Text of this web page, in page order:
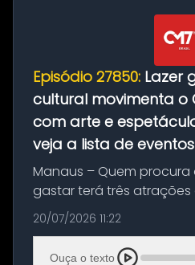
Episódio 27850: Lazer
cultural movimenta o
com arte e
veja a lista de eventos
Manaus – Quem
gastar terá três
entre esta segunda-feira
(23). A programação
dedicada à história das ...
20/07/2026 11:22
Ouça o texto